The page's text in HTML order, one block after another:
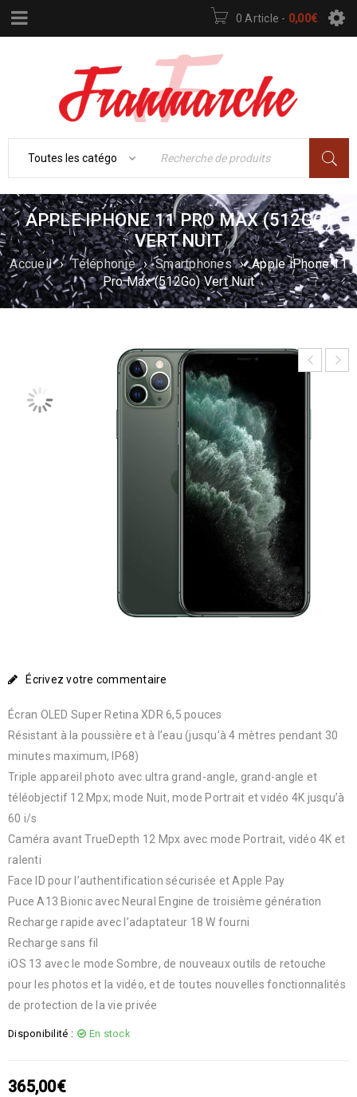
0 Article - 0,00€
APPLE IPHONE 11 PRO MAX (512GO)
VERT NUIT
Accueil › Téléphonie › Smartphones › Apple iPhone 11
Pro Max (512Go) Vert Nuit
Écrivez votre commentaire
Écran OLED Super Retina XDR 6,5 pouces
Résistant à la poussière et à l’eau (jusqu’à 4 mètres pendant 30
minutes maximum, IP68)
Triple appareil photo avec ultra grand-angle, grand-angle et
téléobjectif 12 Mpx; mode Nuit, mode Portrait et vidéo 4K jusqu’à
60 i/s
Caméra avant TrueDepth 12 Mpx avec mode Portrait, vidéo 4K et
ralenti
Face ID pour l’authentification sécurisée et Apple Pay
Puce A13 Bionic avec Neural Engine de troisième génération
Recharge rapide avec l’adaptateur 18 W fourni
Recharge sans fil
iOS 13 avec le mode Sombre, de nouveaux outils de retouche
pour les photos et la vidéo, et de toutes nouvelles fonctionnalités
de protection de la vie privée
Disponibilité : En stock
365,00€